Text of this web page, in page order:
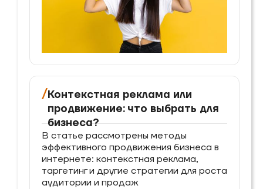
/Контекстная реклама или
продвижение: что выбрать для
бизнеса?
В статье рассмотрены методы
эффективного продвижения бизнеса в
интернете: контекстная реклама,
таргетинг и другие стратегии для роста
аудитории и продаж